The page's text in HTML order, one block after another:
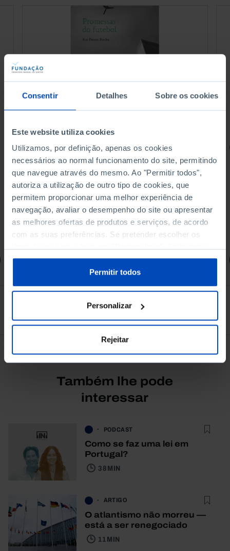
Consentir Detalhes Sobre os cookies
Este website utiliza cookies
Utilizamos, por definição, apenas os cookies
necessários ao normal funcionamento do site, permitindo
que navegue através do mesmo. Ao "Permitir todos",
autoriza a utilização de outro tipo de cookies, que
permitem proporcionar uma melhor experiência de
navegação, avaliar o desempenho do site ou apresentar
as melhores ofertas de produtos e serviços, de acordo
com as suas preferências. Se pretender escolher os
sobre cookies através da gestão de preferências ou da
Política de Cookies.
Permitir todos
Personalizar
Rejeitar
RETRATOS
Promessas do Futebol
4,50 € 5,00 € -10%
Comprar
Ver todos
Também lhe pode
interessar
PODCAST
Como se faz uma lei em
Portugal?
38 MIN
ARTIGO
O atlantismo não morreu —
está a ser renegociado
11 MIN